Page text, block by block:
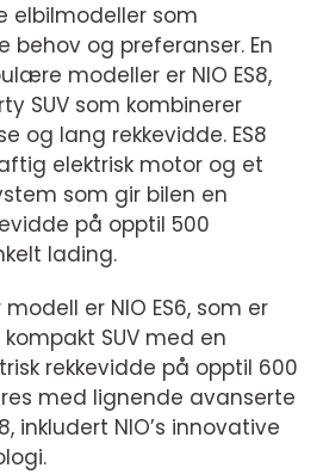
elbilmodeller som
behov og preferanser. En
modeller er NIO ES8,
SUV som kombinerer
og lang rekkevidde. ES8
elektrisk motor og et
som gir bilen en
på opptil 500
lading.
er NIO ES6, som er
SUV med en
rekkevidde på opptil 600
med lignende avanserte
inkludert NIO’s innovative